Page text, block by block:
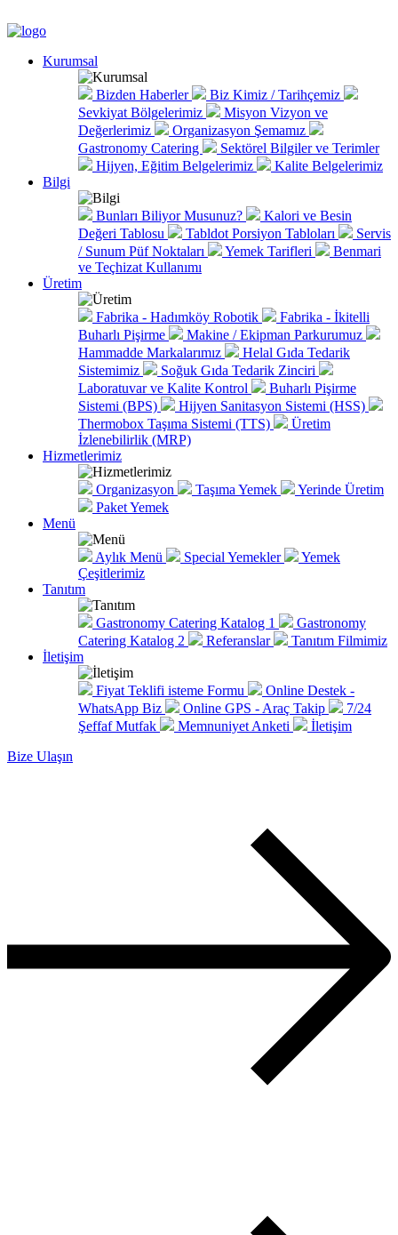
Kurumsal
Bizden Haberler
Biz Kimiz / Tarihçemiz
Sevkiyat Bölgelerimiz
Misyon Vizyon ve
Değerlerimiz
Organizasyon Şemamız
Gastronomy Catering
Sektörel Bilgiler ve Terimler
Hijyen, Eğitim Belgelerimiz
Kalite Belgelerimiz
Bilgi
Bunları Biliyor Musunuz?
Kalori ve Besin
Değeri Tablosu
Tabldot Porsiyon Tabloları
Servis
/ Sunum Püf Noktaları
Yemek Tarifleri
Benmari
ve Teçhizat Kullanımı
Üretim
Fabrika - Hadımköy Robotik
Fabrika - İkitelli
Buharlı Pişirme
Makine / Ekipman Parkurumuz
Hammadde Markalarımız
Helal Gıda Tedarik
Sistemimiz
Soğuk Gıda Tedarik Zinciri
Laboratuvar ve Kalite Kontrol
Buharlı Pişirme
Sistemi (BPS)
Hijyen Sanitasyon Sistemi (HSS)
Thermobox Taşıma Sistemi (TTS)
Üretim
İzlenebilirlik (MRP)
Hizmetlerimiz
Organizasyon Taşıma Yemek
Yerinde Üretim
Paket Yemek
Menü
Aylık Menü Special Yemekler
Yemek
Çeşitlerimiz
Tanıtım
Gastronomy Catering Katalog 1
Gastronomy
Catering Katalog 2
Referanslar
Tanıtım Filmimiz
İletişim
Fiyat Teklifi isteme Formu
Online Destek -
WhatsApp Biz
Online GPS - Araç Takip
7/24
Şeffaf Mutfak
Memnuniyet Anketi
İletişim
Bize Ulaşın